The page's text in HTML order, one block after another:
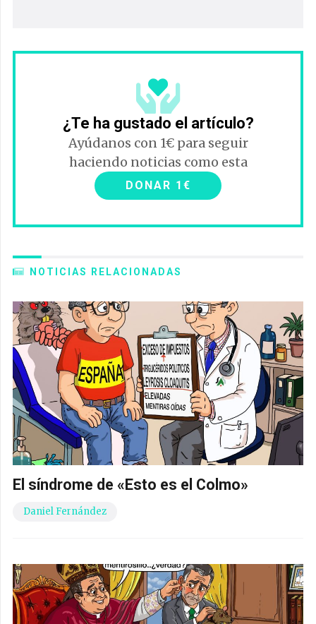
¿Te ha gustado el artículo?
Ayúdanos con 1€ para seguir
haciendo noticias como esta
DONAR 1€
NOTICIAS RELACIONADAS
El síndrome de «Esto es el Colmo»
Daniel Fernández